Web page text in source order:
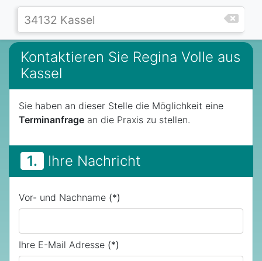
Kontaktieren Sie Regina Volle aus
Kassel
Sie haben an dieser Stelle die Möglichkeit eine
Terminanfrage an die Praxis zu stellen.
1. Ihre Nachricht
Vor- und Nachname (*)
Ihre E-Mail Adresse (*)